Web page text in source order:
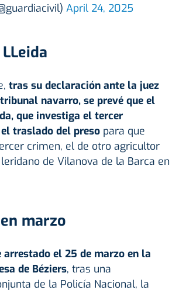
April 24, 2025
tras su declaración ante la juez
navarro, se prevé que el
que investiga el tercer
traslado del preso para que
crimen, el de otro agricultor
de Vilanova de la Barca en
marzo
el 25 de marzo en la
de Béziers, tras una
de la Policía Nacional, la